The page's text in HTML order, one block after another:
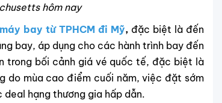
hôm nay
bay từ TPHCM đi Mỹ, đặc biệt là đến
bay, áp dụng cho các hành trình bay đến
trong bối cảnh giá vé quốc tế, đặc biệt là
do mùa cao điểm cuối năm, việc đặt sớm
hạng thương gia hấp dẫn.